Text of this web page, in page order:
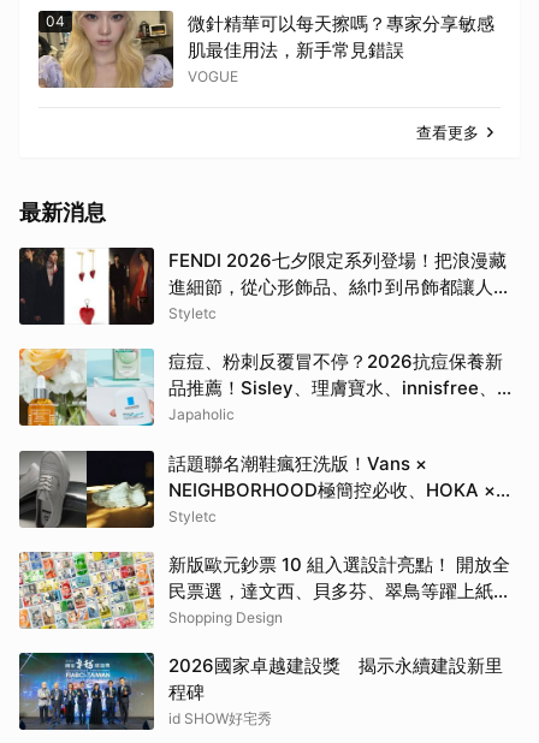
04
微針精華可以每天擦嗎？專家分享敏感
肌最佳用法，新手常見錯誤
VOGUE
查看更多
最新消息
FENDI 2026七夕限定系列登場！把浪漫藏
進細節，從心形飾品、絲巾到吊飾都讓人一
眼心動
Styletc
痘痘、粉刺反覆冒不停？2026抗痘保養新
品推薦！Sisley、理膚寶水、innisfree、
Bifesta 4大爆款一次看
Japaholic
話題聯名潮鞋瘋狂洗版！Vans ×
NEIGHBORHOOD極簡控必收、HOKA ×
BEAMS根本穿上腳的藝術品
Styletc
新版歐元鈔票 10 組入選設計亮點！ 開放全
民票選，達文西、貝多芬、翠鳥等躍上紙鈔
一次看
Shopping Design
2026國家卓越建設獎 揭示永續建設新里
程碑
id SHOW好宅秀